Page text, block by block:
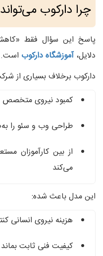
چرا دارکوب
پاسخ این سؤال فقط
دلایل،آموزشگاه دارکوب است.
دارکوب برخلاف بسیاری از
کمبود نیروی متخصص
طراحی وب و سئو را
از بین کارآموزان
می‌کند
این مدل باعث شده:
هزینه نیروی انسانی
کیفیت فنی ثابت بماند